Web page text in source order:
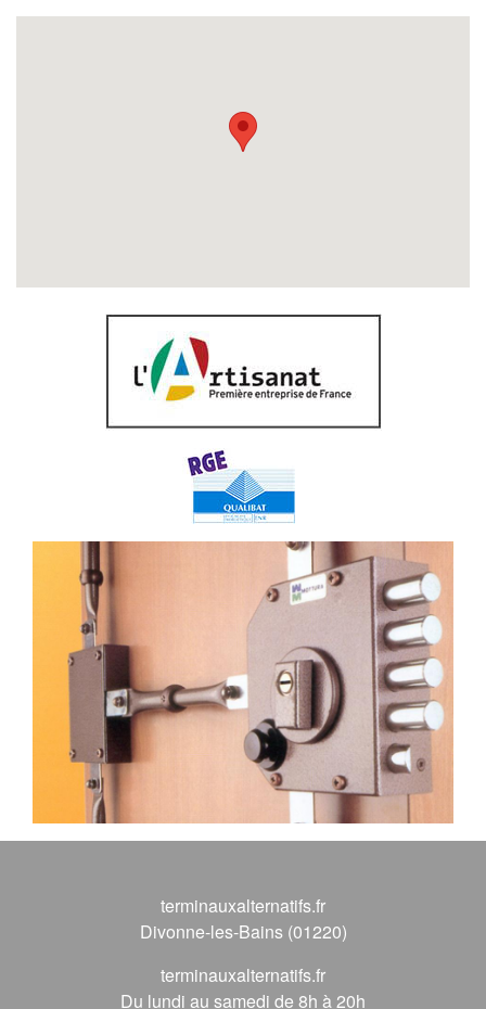
terminauxalternatifs.fr
Divonne-les-Bains (01220)
terminauxalternatifs.fr
Du lundi au samedi de 8h à 20h